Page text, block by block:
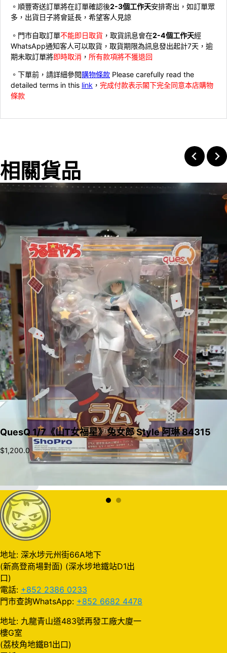
。順豐寄送訂單將在訂單確認後2-3個工作天安排寄出，如訂單眾
多，出貨日子將會延長，希望客人見諒
。門市自取訂單不能即日取貨 ，取貨訊息會在2-4個工作天經
WhatsApp通知客人可以取貨，取貨期限為訊息發出起計7天，逾
期未取訂單將即時取消 ， 所有款項將不獲退回
。下單前，請詳細參閱購物條款 Please carefully read the
detailed terms in this link ， 完成付款表示閣下完全同意本店購物
條款
相關貨品
QuesQ 1/7《山T女福星》兔女郎 Style 阿琳 84315
$1,200.0
地址: 深水埗元州街66A地下
(新高登商場對面) (深水埗地鐵站D1出
口)
電話: +852 2386 0233
門市查詢WhatsApp: +852 6682 4478
地址: 九龍青山道483號再發工廠大廈一
樓G室
(荔枝角地鐵B1出口)